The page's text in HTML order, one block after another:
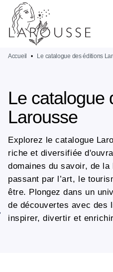
MENU
PIED DE PAGE
Accueil • Le catalogue des éditions
Le catalogue
Larousse
Explorez le catalogue
riche et diversifiée
domaines du savoir, de
passant par l’art, le
être. Plongez dans un
de découvertes avec des
inspirer, divertir et